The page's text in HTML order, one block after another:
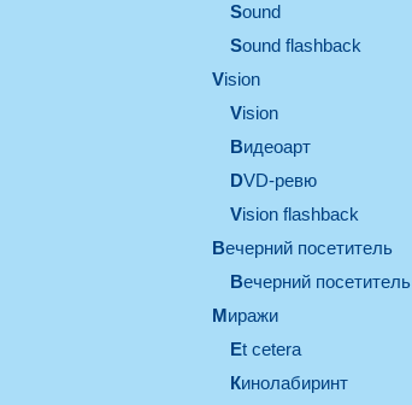
sound
Sound flashback
vision
vision
видеоарт
DVD-ревю
Vision flashback
вечерний посетитель
вечерний посетитель
миражи
et cetera
кинолабиринт